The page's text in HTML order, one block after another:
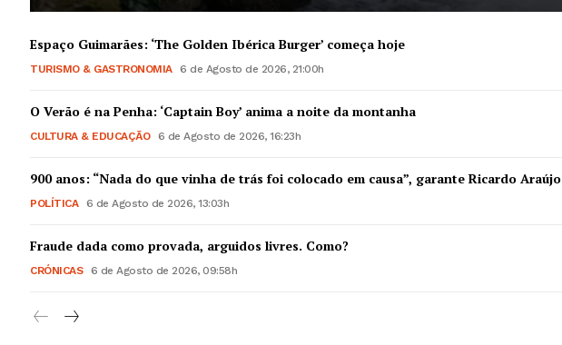
Guimarães, agora!
Espaço Guimarães: ‘The Golden Ibérica Burger’ começa hoje
TURISMO & GASTRONOMIA 6 de Agosto de 2026, 21:00h
O Verão é na Penha: ‘Captain Boy’ anima a noite da montanha
CULTURA & EDUCAÇÃO 6 de Agosto de 2026, 16:23h
900 anos: “Nada do que vinha de trás foi colocado em causa”, garante Ricardo Araújo
POLÍTICA 6 de Agosto de 2026, 13:03h
Fraude dada como provada, arguidos livres. Como?
CRÓNICAS 6 de Agosto de 2026, 09:58h